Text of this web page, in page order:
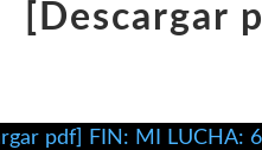
[Descargar